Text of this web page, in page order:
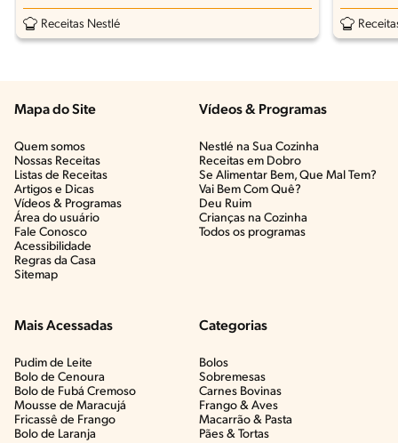
Receitas Nestlé
Mapa do Site
Quem somos
Nossas Receitas
Listas de Receitas​
Artigos e Dicas​
Vídeos & Programas​
Área do usuário
Fale Conosco
Acessibilidade
Regras da Casa
Sitemap
Vídeos & Programas​
Nestlé na Sua Cozinha
Receitas em Dobro
Se Alimentar Bem, Que Mal Tem?​
Vai Bem Com Quê?​
Deu Ruim​
Crianças na Cozinha​
Todos os programas
Mais Acessadas
Pudim de Leite
Bolo de Cenoura
Bolo de Fubá Cremoso
Mousse de Maracujá
Fricassê de Frango
Bolo de Laranja
Categorias
Bolos
Sobremesas
Carnes Bovinas​
Frango & Aves​
Macarrão & Pasta​
Pães & Tortas​